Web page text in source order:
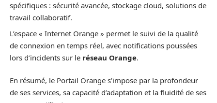
spécifiques : sécurité avancée, stockage cloud, solutions de
travail collaboratif.
L’espace « Internet Orange » permet le suivi de la qualité
de connexion en temps réel, avec notifications poussées
lors d’incidents sur le réseau Orange.
En résumé, le Portail Orange s’impose par la profondeur
de ses services, sa capacité d’adaptation et la fluidité de ses